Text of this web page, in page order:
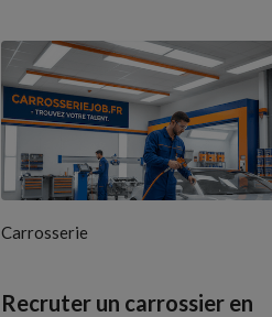
Carrosserie
Recruter un carrossier en